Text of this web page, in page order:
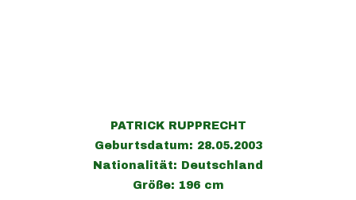
PATRICK RUPPRECHT
Geburtsdatum: 28.05.2003
Nationalität: Deutschland
Größe: 196 cm